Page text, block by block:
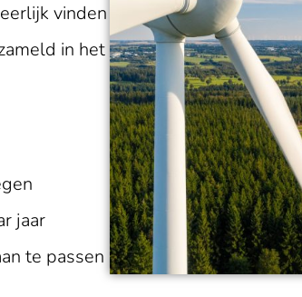
vinden
in het
jaar
te passen